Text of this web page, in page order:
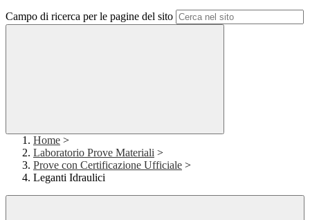
Campo di ricerca per le pagine del sito
Home >
Laboratorio Prove Materiali >
Prove con Certificazione Ufficiale >
Leganti Idraulici